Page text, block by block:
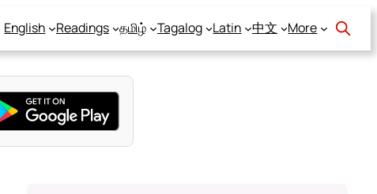
English Readings தமிழ் Tagalog Latin 中文 More